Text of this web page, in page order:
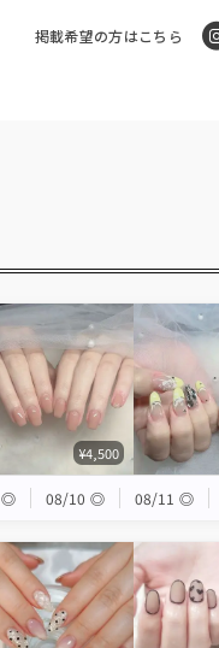
掲載希望の方はこちら
¥4,500
◎ 08/10 ◎ 08/11 ◎